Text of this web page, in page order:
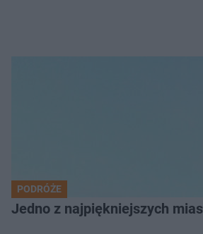
PODRÓŻE
Jedno z najpiękniejszych